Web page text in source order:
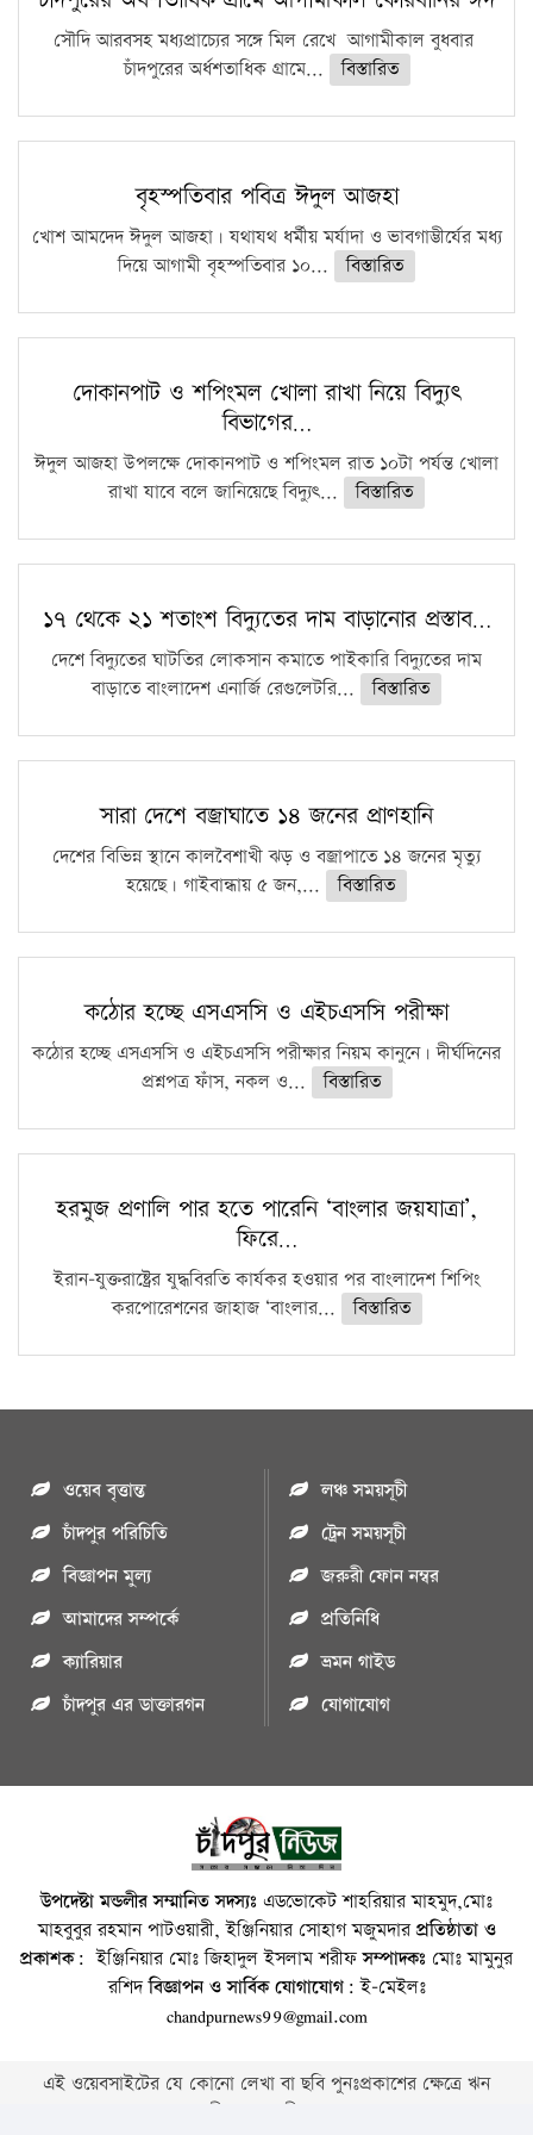
সৌদি আরবসহ মধ্যপ্রাচ্যের সঙ্গে মিল রেখে আগামীকাল বুধবার
চাঁদপুরের অর্ধশতাধিক গ্রামে...
বিস্তারিত
বৃহস্পতিবার পবিত্র ঈদুল আজহা
খোশ আমদেদ ঈদুল আজহা। যথাযথ ধর্মীয় মর্যাদা ও ভাবগাম্ভীর্যের মধ্য
দিয়ে আগামী বৃহস্পতিবার ১০...
বিস্তারিত
দোকানপাট ও শপিংমল খোলা রাখা নিয়ে বিদ্যুৎ
বিভাগের…
ঈদুল আজহা উপলক্ষে দোকানপাট ও শপিংমল রাত ১০টা পর্যন্ত খোলা
রাখা যাবে বলে জানিয়েছে বিদ্যুৎ...
বিস্তারিত
১৭ থেকে ২১ শতাংশ বিদ্যুতের দাম বাড়ানোর প্রস্তাব…
দেশে বিদ্যুতের ঘাটতির লোকসান কমাতে পাইকারি বিদ্যুতের দাম
বাড়াতে বাংলাদেশ এনার্জি রেগুলেটরি...
বিস্তারিত
সারা দেশে বজ্রাঘাতে ১৪ জনের প্রাণহানি
দেশের বিভিন্ন স্থানে কালবৈশাখী ঝড় ও বজ্রাপাতে ১৪ জনের মৃত্যু
হয়েছে। গাইবান্ধায় ৫ জন,...
বিস্তারিত
কঠোর হচ্ছে এসএসসি ও এইচএসসি পরীক্ষা
কঠোর হচ্ছে এসএসসি ও এইচএসসি পরীক্ষার নিয়ম কানুনে। দীর্ঘদিনের
প্রশ্নপত্র ফাঁস, নকল ও...
বিস্তারিত
হরমুজ প্রণালি পার হতে পারেনি ‘বাংলার জয়যাত্রা’,
ফিরে…
ইরান-যুক্তরাষ্ট্রের যুদ্ধবিরতি কার্যকর হওয়ার পর বাংলাদেশ শিপিং
করপোরেশনের জাহাজ ‘বাংলার...
বিস্তারিত
ওয়েব বৃত্তান্ত
চাঁদপুর পরিচিতি
বিজ্ঞাপন মুল্য
আমাদের সম্পর্কে
ক্যারিয়ার
চাঁদপুর এর ডাক্তারগন
লঞ্চ সময়সূচী
ট্রেন সময়সূচী
জরুরী ফোন নম্বর
প্রতিনিধি
ভ্রমন গাইড
যোগাযোগ
উপদেষ্টা মন্ডলীর সম্মানিত সদস্যঃ এডভোকেট শাহরিয়ার মাহমুদ,মোঃ
মাহবুবুর রহমান পাটওয়ারী, ইঞ্জিনিয়ার সোহাগ মজুমদারপ্রতিষ্ঠাতা ও
প্রকাশক: ইঞ্জিনিয়ার মোঃ জিহাদুল ইসলাম শরীফসম্পাদকঃ মোঃ মামুনুর
রশিদবিজ্ঞাপন ও সার্বিক যোগাযোগ: ই-মেইলঃ
chandpurnews99@gmail.com
এই ওয়েবসাইটের যে কোনো লেখা বা ছবি পুনঃপ্রকাশের ক্ষেত্রে ঋন
স্বীকার বাঞ্চনীয় ।